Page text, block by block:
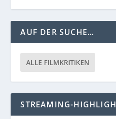
AUF DER SUCHE…
ALLE FILMKRITIKEN
STREAMING-